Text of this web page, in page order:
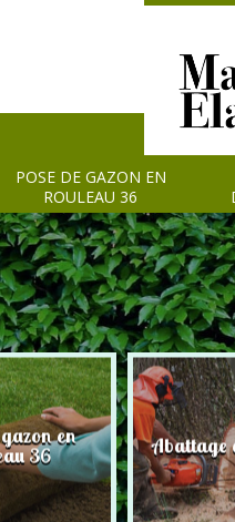
POSE DE GAZON EN
ROULEAU 36
en
36 Abattage